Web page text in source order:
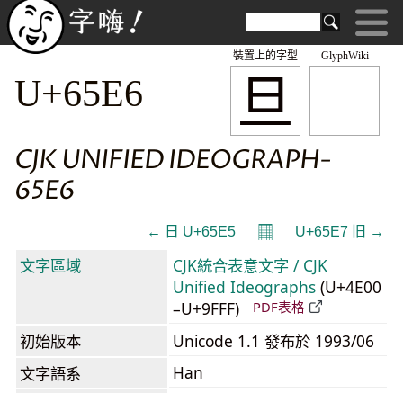
GlyphWiki
旦
裝置上的字型
U+65E6
CJK UNIFIED IDEOGRAPH-
65E6
← 日 U+65E5 𝄜 U+65E7 旧 →
文字區域
CJK統合表意文字 / CJK
Unified Ideographs (U+4E00
–U+9FFF)
PDF表格
初始版本
Unicode 1.1 發布於 1993/06
文字語系
Han